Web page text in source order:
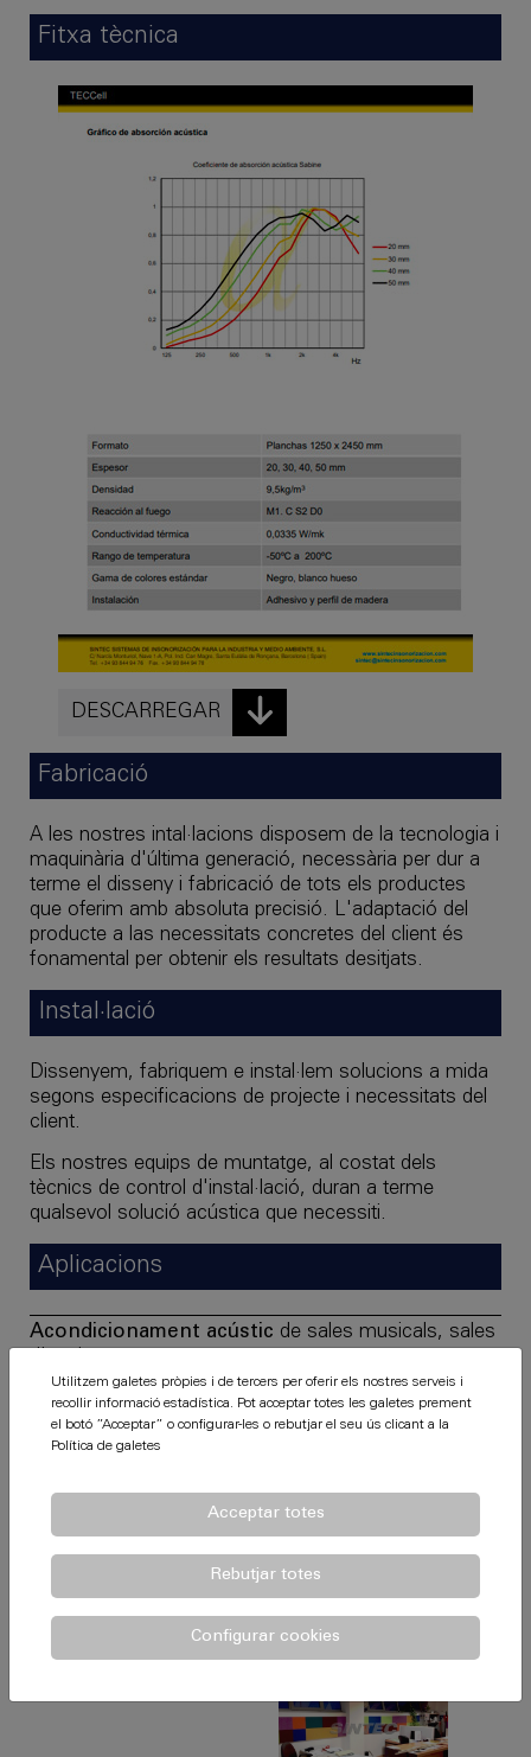
Fitxa tècnica
DESCARREGAR
Fabricació
A les nostres intal·lacions disposem de la tecnologia i
maquinària d'última generació, necessària per dur a
terme el disseny i fabricació de tots els productes
que oferim amb absoluta precisió. L'adaptació del
producte a las necessitats concretes del client és
fonamental per obtenir els resultats desitjats.
Instal·lació
Dissenyem, fabriquem e instal·lem solucions a mida
segons especificacions de projecte i necessitats del
client.
Els nostres equips de muntatge, al costat dels
tècnics de control d'instal·lació, duran a terme
qualsevol solució acústica que necessiti.
Aplicacions
Acondicionament acústic de sales musicals, sales
Estudis de grabació.
Locutoris de ràdio.
Projectes realitzats
Utilitzem galetes pròpies i de tercers per oferir els nostres serveis i
recollir informació estadística. Pot acceptar totes les galetes prement
el botó ”Acceptar” o configurar-les o rebutjar el seu ús clicant a la
Política de galetes
Acceptar totes
Rebutjar totes
Configurar cookies